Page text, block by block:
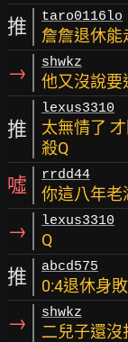
推 taro0116lo
詹詹退休能
→ shwkz
他又沒說要
推
lexus3310
太無情了
殺Q
噓 rrdd44
你這八年老
→ lexus3310
Q
推 abcd575
0:4退休身
→ shwkz
二兒子還沒